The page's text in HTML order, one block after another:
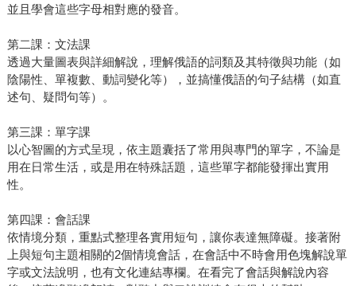
並且學會這些字母相對應的發音。
第二課：文法課
透過大量圖表與詳細解說，理解俄語的詞類及其特徵與功能（如
陰陽性、單複數、動詞變化等），並搞懂俄語的句子結構（如直
述句、疑問句等）。
第三課：單字課
以心智圖的方式呈現，依主題囊括了常用與專門的單字，不論是
用在日常生活，或是用在特殊話題，這些單字都能發揮出實用
性。
第四課：會話課
依情境分類，重點式整理各實用短句，讓你表達無障礙。接著附
上與短句主題相關的2個情境會話，在會話中不時會用色塊解說單
字或文法說明，也有文化連結專欄。在看完了會話與解說內容